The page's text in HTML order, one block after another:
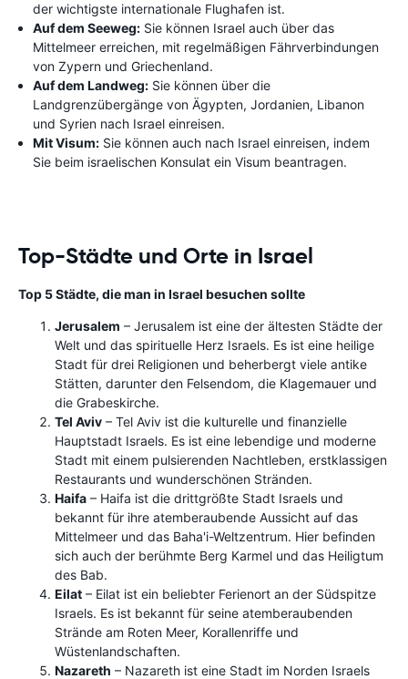
der wichtigste internationale Flughafen ist.
Auf dem Seeweg: Sie können Israel auch über das
Mittelmeer erreichen, mit regelmäßigen Fährverbindungen
von Zypern und Griechenland.
Auf dem Landweg: Sie können über die
Landgrenzübergänge von Ägypten, Jordanien, Libanon
und Syrien nach Israel einreisen.
Mit Visum: Sie können auch nach Israel einreisen, indem
Sie beim israelischen Konsulat ein Visum beantragen.
Top-Städte und Orte in Israel
Top 5 Städte, die man in Israel besuchen sollte
Jerusalem – Jerusalem ist eine der ältesten Städte der
Welt und das spirituelle Herz Israels. Es ist eine heilige
Stadt für drei Religionen und beherbergt viele antike
Stätten, darunter den Felsendom, die Klagemauer und
die Grabeskirche.
Tel Aviv – Tel Aviv ist die kulturelle und finanzielle
Hauptstadt Israels. Es ist eine lebendige und moderne
Stadt mit einem pulsierenden Nachtleben, erstklassigen
Restaurants und wunderschönen Stränden.
Haifa – Haifa ist die drittgrößte Stadt Israels und
bekannt für ihre atemberaubende Aussicht auf das
Mittelmeer und das Baha'i-Weltzentrum. Hier befinden
sich auch der berühmte Berg Karmel und das Heiligtum
des Bab.
Eilat – Eilat ist ein beliebter Ferienort an der Südspitze
Israels. Es ist bekannt für seine atemberaubenden
Strände am Roten Meer, Korallenriffe und
Wüstenlandschaften.
Nazareth – Nazareth ist eine Stadt im Norden Israels